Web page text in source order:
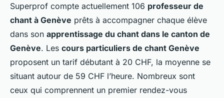
Superprof compte actuellement 106 professeur de
chant à Genève prêts à accompagner chaque élève
dans son apprentissage du chant dans le canton de
Genève. Les cours particuliers de chant Genève
proposent un tarif débutant à 20 CHF, la moyenne se
situant autour de 59 CHF l’heure. Nombreux sont
ceux qui comprennent un premier rendez-vous